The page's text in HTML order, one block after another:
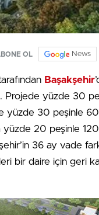
OL News
Başakşehir
Projede yüzde 30
yüzde 30 peşinle
yüzde 20 peşinle
36 ay vade
bir daire için geri